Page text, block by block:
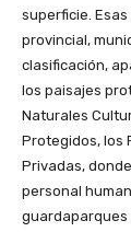
superficie.
provincial,
clasificación,
los paisajes
Naturales
Protegidos, los
Privadas,
personal
guardaparques